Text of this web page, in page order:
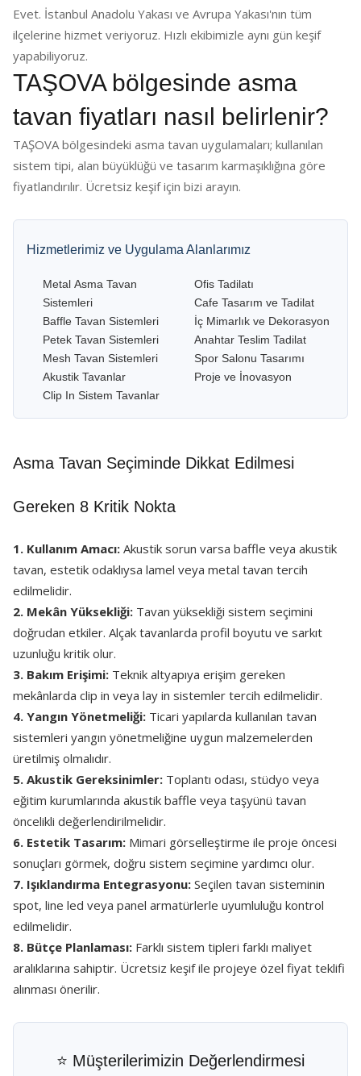
Evet. İstanbul Anadolu Yakası ve Avrupa Yakası'nın tüm
ilçelerine hizmet veriyoruz. Hızlı ekibimizle aynı gün keşif
yapabiliyoruz.
TAŞOVA bölgesinde asma
tavan fiyatları nasıl belirlenir?
TAŞOVA bölgesindeki asma tavan uygulamaları; kullanılan
sistem tipi, alan büyüklüğü ve tasarım karmaşıklığına göre
fiyatlandırılır. Ücretsiz keşif için bizi arayın.
Hizmetlerimiz ve Uygulama Alanlarımız
Metal Asma Tavan
Sistemleri
Baffle Tavan Sistemleri
Petek Tavan Sistemleri
Mesh Tavan Sistemleri
Akustik Tavanlar
Clip In Sistem Tavanlar
Ofis Tadilatı
Cafe Tasarım ve Tadilat
İç Mimarlık ve Dekorasyon
Anahtar Teslim Tadilat
Spor Salonu Tasarımı
Proje ve İnovasyon
Asma Tavan Seçiminde Dikkat Edilmesi
Gereken 8 Kritik Nokta
1. Kullanım Amacı: Akustik sorun varsa baffle veya akustik
tavan, estetik odaklıysa lamel veya metal tavan tercih
edilmelidir.
2. Mekân Yüksekliği: Tavan yüksekliği sistem seçimini
doğrudan etkiler. Alçak tavanlarda profil boyutu ve sarkıt
uzunluğu kritik olur.
3. Bakım Erişimi: Teknik altyapıya erişim gereken
mekânlarda clip in veya lay in sistemler tercih edilmelidir.
4. Yangın Yönetmeliği: Ticari yapılarda kullanılan tavan
sistemleri yangın yönetmeliğine uygun malzemelerden
üretilmiş olmalıdır.
5. Akustik Gereksinimler: Toplantı odası, stüdyo veya
eğitim kurumlarında akustik baffle veya taşyünü tavan
öncelikli değerlendirilmelidir.
6. Estetik Tasarım: Mimari görselleştirme ile proje öncesi
sonuçları görmek, doğru sistem seçimine yardımcı olur.
7. Işıklandırma Entegrasyonu: Seçilen tavan sisteminin
spot, line led veya panel armatürlerle uyumluluğu kontrol
edilmelidir.
8. Bütçe Planlaması: Farklı sistem tipleri farklı maliyet
aralıklarına sahiptir. Ücretsiz keşif ile projeye özel fiyat teklifi
alınması önerilir.
⭐ Müşterilerimizin Değerlendirmesi